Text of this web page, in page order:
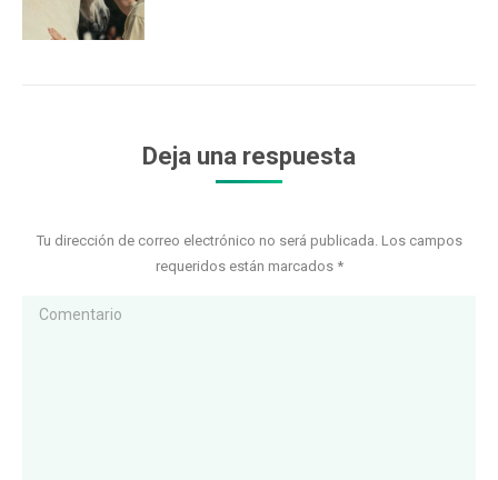
Deja una respuesta
Tu dirección de correo electrónico no será publicada. Los campos
requeridos están marcados *
Comentario